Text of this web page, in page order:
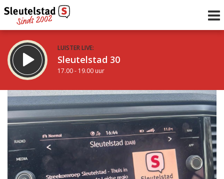
LUISTER LIVE:
Sleutelstad 30
17.00 - 19.00 uur
STRAKS:
De avond van Sleutelstad
19.00 - 0.00 uur
Vorig uur
uur 1 van 0 Volgend uur